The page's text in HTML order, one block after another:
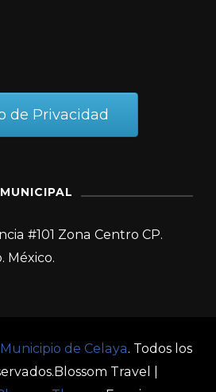
de Privacidad
#101 Zona Centro CP.
México.
Municipio de Celaya. Todos los
Blossom Travel |